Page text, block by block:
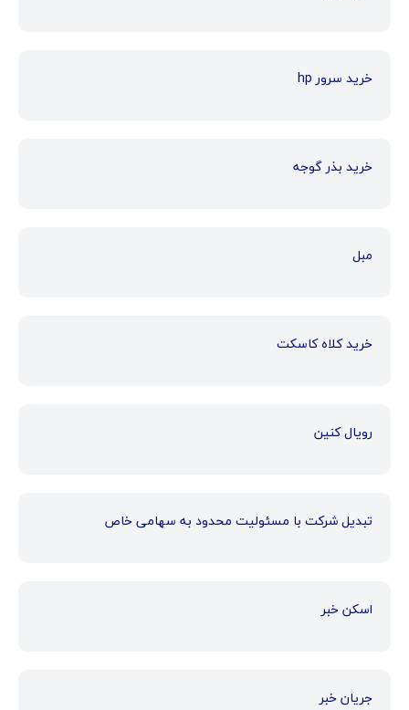
خرید سرور hp
خرید بذر گوجه
مبل
خرید کلاه کاسکت
رویال کنین
تبدیل شرکت با مسئولیت محدود به سهامی خاص
اسکن خبر
جریان خبر